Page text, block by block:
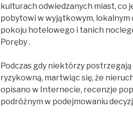
kulturach odwiedzanych miast, co
pobytowi w wyjątkowym, lokalnym
pokoju hotelowego i tanich
Poręby .
Podczas gdy niektórzy
ryzykowną, martwiąc się, że
opisano w Internecie, recenzje
podróżnym w podejmowaniu